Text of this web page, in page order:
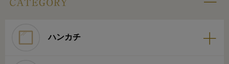
ハンカチ